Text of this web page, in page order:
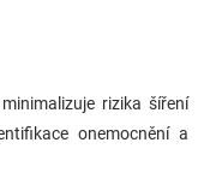
rizika šíření
onemocnění a